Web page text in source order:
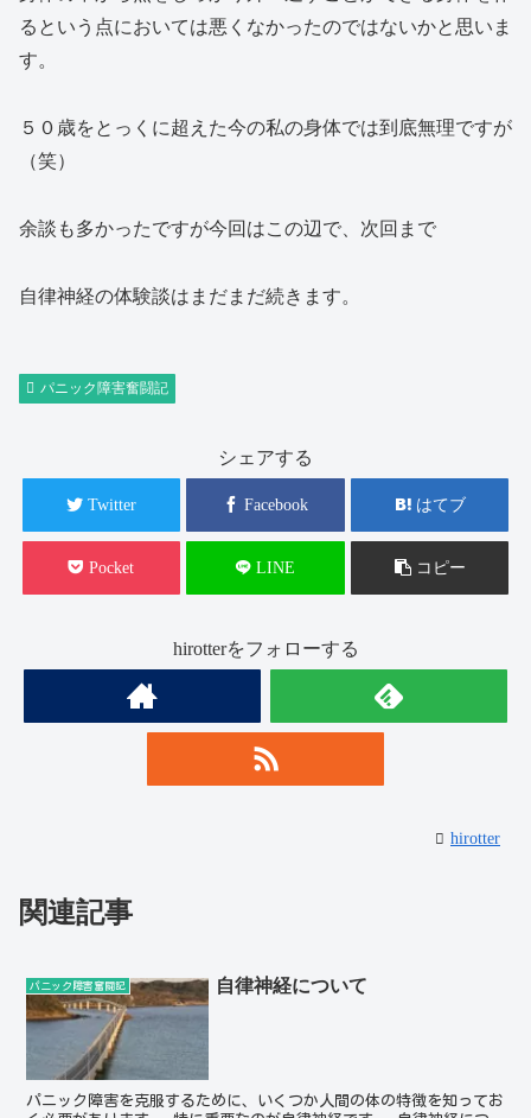
るという点においては悪くなかったのではないかと思いま
す。
５０歳をとっくに超えた今の私の身体では到底無理ですが
（笑）
余談も多かったですが今回はこの辺で、次回まで
自律神経の体験談はまだまだ続きます。
パニック障害奮闘記
シェアする
Twitter Facebook はてブ
Pocket LINE コピー
hirotterをフォローする
hirotter
関連記事
パニック障害奮闘記 自律神経について
パニック障害を克服するために、いくつか人間の体の特徴を知ってお